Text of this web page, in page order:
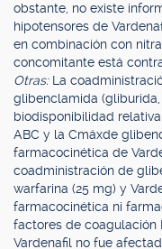
obstante, no existe
hipotensores de
en combinación con
concomitante está
Otras: La
glibenclamida
biodisponibilidad
ABC y la Cmáxde
farmacocinética de
coadministración de
warfarina (25 mg) y
farmacocinética ni
factores de coagulación
Vardenafil no fue